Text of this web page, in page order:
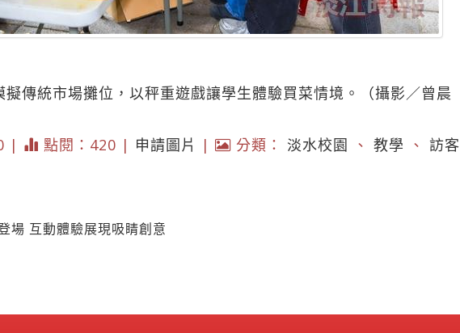
傳統市場攤位，以秤重遊戲讓學生體驗買菜情境。（攝影／曾晨
|
點閱：420 | 申請圖片 | 分類： 淡水校園 、 教學 、 訪客
場 互動體驗展現吸睛創意